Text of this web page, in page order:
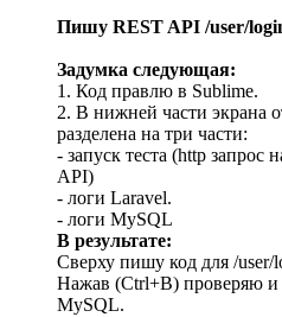
Пишу REST API /user/
Задумка следующая:
1. Код правлю в Sublime.
2. В нижней части экрана
разделена на три части:
- запуск теста (http
API)
- логи Laravel.
- логи MySQL
В результате:
Cверху пишу код для /user/
Нажав (Ctrl+B) проверяю и
MySQL.